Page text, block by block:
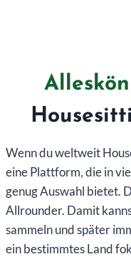
Wenn du weltweit
eine Plattform, die in
genug Auswahl bietet.
Allrounder. Damit
sammeln und später
ein bestimmtes Land